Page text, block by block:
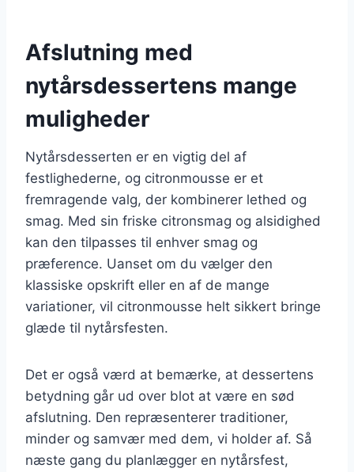
Afslutning med
nytårsdessertens mange
muligheder
Nytårsdesserten er en vigtig del af
festlighederne, og citronmousse er et
fremragende valg, der kombinerer lethed og
smag. Med sin friske citronsmag og alsidighed
kan den tilpasses til enhver smag og
præference. Uanset om du vælger den
klassiske opskrift eller en af de mange
variationer, vil citronmousse helt sikkert bringe
glæde til nytårsfesten.
Det er også værd at bemærke, at dessertens
betydning går ud over blot at være en sød
afslutning. Den repræsenterer traditioner,
minder og samvær med dem, vi holder af. Så
næste gang du planlægger en nytårsfest,